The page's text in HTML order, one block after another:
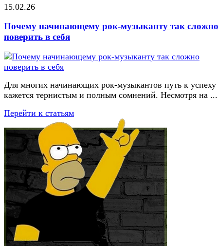
15.02.26
Почему начинающему рок-музыканту так сложно
поверить в себя
Для многих начинающих рок-музыкантов путь к успеху
кажется тернистым и полным сомнений. Несмотря на ...
Перейти к статьям